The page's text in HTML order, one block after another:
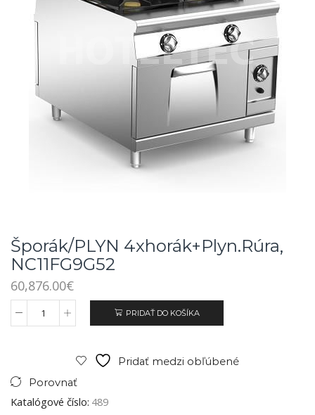
Šporák/PLYN 4xhorák+plyn.rúra,
NC11FG9G52
60,876.00€
PRIDAŤ DO KOŠÍKA
Pridať medzi obľúbené
Porovnať
Katalógové číslo: 489